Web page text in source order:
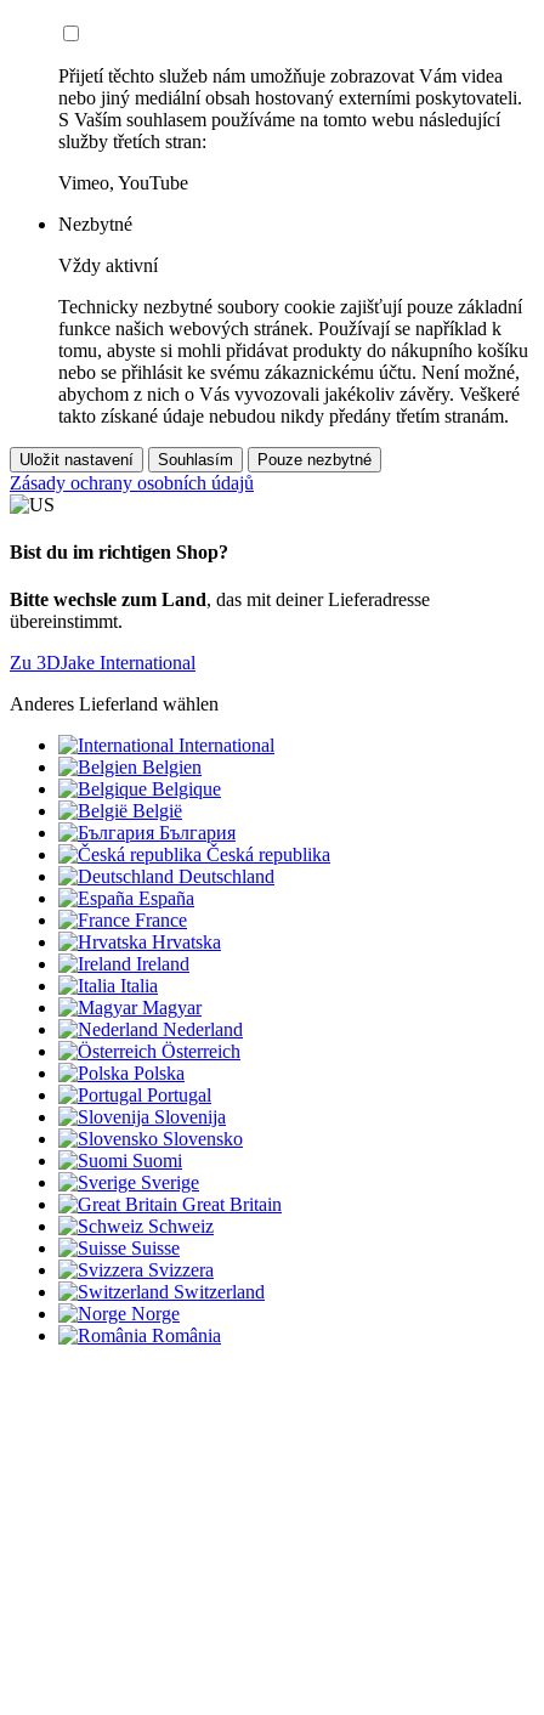
Přijetí těchto služeb nám umožňuje zobrazovat Vám videa
nebo jiný mediální obsah hostovaný externími poskytovateli.
S Vaším souhlasem používáme na tomto webu následující
služby třetích stran:
Vimeo, YouTube
Nezbytné
Vždy aktivní
Technicky nezbytné soubory cookie zajišťují pouze základní
funkce našich webových stránek. Používají se například k
tomu, abyste si mohli přidávat produkty do nákupního košíku
nebo se přihlásit ke svému zákaznickému účtu. Není možné,
abychom z nich o Vás vyvozovali jakékoliv závěry. Veškeré
takto získané údaje nebudou nikdy předány třetím stranám.
Uložit nastavení Souhlasím Pouze nezbytné
Zásady ochrany osobních údajů
Bist du im richtigen Shop?
Bitte wechsle zum Land, das mit deiner Lieferadresse
übereinstimmt.
Zu 3DJake International
Anderes Lieferland wählen
International
Belgien
Belgique
België
България
Česká republika
Deutschland
España
France
Hrvatska
Ireland
Italia
Magyar
Nederland
Österreich
Polska
Portugal
Slovenija
Slovensko
Suomi
Sverige
Great Britain
Schweiz
Suisse
Svizzera
Switzerland
Norge
România